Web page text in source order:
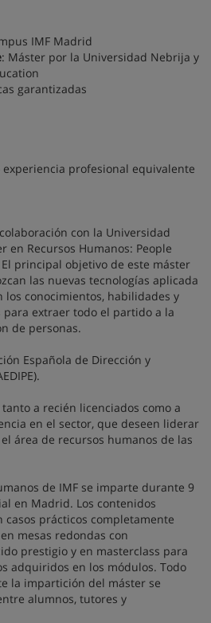
IMF Madrid
: Máster por la Universidad Nebrija y
garantizadas
profesional equivalente
con la Universidad
en Recursos Humanos: People
principal objetivo de este máster
las nuevas tecnologías aplicada
conocimientos, habilidades y
para extraer todo el partido a la
de personas.
Española de Dirección y
a recién licenciados como a
en el sector, que deseen liderar
área de recursos humanos de las
de IMF se imparte durante 9
en Madrid. Los contenidos
casos prácticos completamente
mesas redondas con
prestigio y en masterclass para
adquiridos en los módulos. Todo
la impartición del máster se
alumnos, tutores y